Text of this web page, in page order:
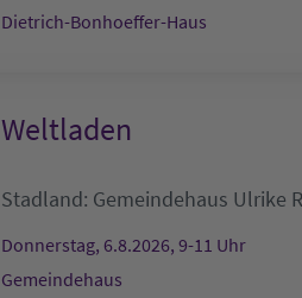
Dietrich-Bonhoeffer-Haus
Weltladen
Stadland: Gemeindehaus Ulrike
Donnerstag, 6.8.2026, 9-11 Uhr
Gemeindehaus